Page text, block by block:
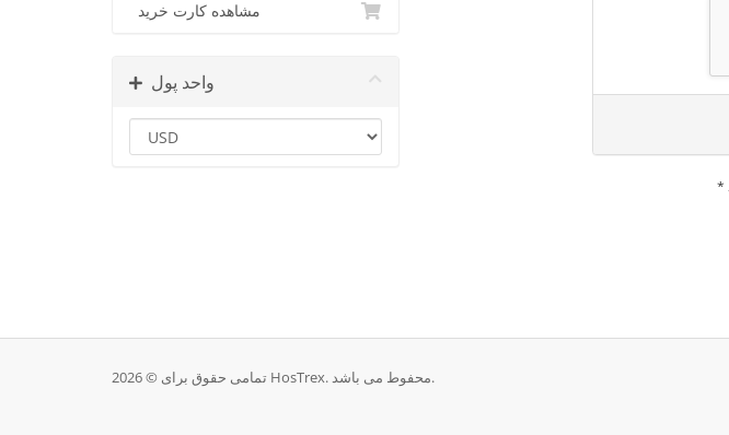
مشاهده کارت خرید
واحد پول
تمامی حقوق برای © 2026 HosTrex. محفوط می باشد.